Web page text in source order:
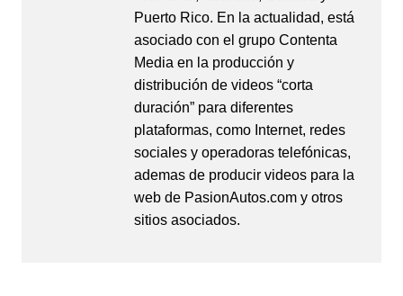
Puerto Rico. En la actualidad, está
asociado con el grupo Contenta
Media en la producción y
distribución de videos “corta
duración” para diferentes
plataformas, como Internet, redes
sociales y operadoras telefónicas,
ademas de producir videos para la
web de PasionAutos.com y otros
sitios asociados.